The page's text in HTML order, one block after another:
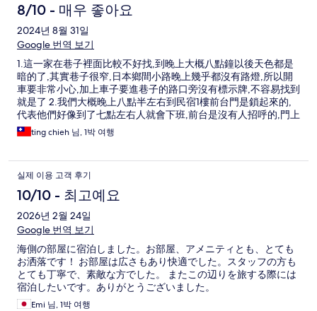
8/10 - 매우 좋아요
2024년 8월 31일
Google 번역 보기
1.這一家在巷子裡面比較不好找,到晚上大概八點鐘以後天色都是
暗的了,其實巷子很窄,日本鄉間小路晚上幾乎都沒有路燈,所以開
車要非常小心,加上車子要進巷子的路口旁沒有標示牌,不容易找到
就是了 2.我們大概晚上八點半左右到民宿1樓前台門是鎖起來的,
代表他們好像到了七點左右人就會下班,前台是沒有人招呼的,門上
面貼一張英文指示牌叫我們直接上2樓,房間的門沒有鎖,可以直接
入住,房間的浴室跟廁所都非常乾淨,cp值非常高,夜晚非常安靜很
非常值得。 3.但是唯一的缺點就是第二天早上起床1樓吧台還是大
門深鎖,我們一家人含爸爸媽媽想說不是有訂早餐嗎?怎麼吧台大
門裡面都沒有人員我們一直等到8:50(日本時間)連櫃檯留的電話
都聯絡不上,也沒人接電話,請Tip客服平台幫忙也是一樣,這是唯一
的讓我們等很久就找不到能夠處理的方法,而且附近也沒有地方可
以吃早餐,這點讓我非常失望,因為如果早餐是九點開始的話真的就
太餓了,但是這個部分在平台上面並沒有顯示九點才供應早餐,實在
是太晚了,我們從七點聯絡到九點,我們只能用無法聯絡前台的方式
餓肚子離開,我們希望平台能夠給我們一個交代,不應該是這樣的處
理方式,其他的我覺得環境都很好就是早餐為什麼要九點才供應,我
是不了解,九點是台灣時間的八點,大家都餓死了
ting chieh 님, 1박 여행
실제 이용 고객 후기
10/10 - 최고예요
2026년 2월 24일
Google 번역 보기
海側の部屋に宿泊しました。お部屋、アメニティとも、とても
お洒落です！ お部屋は広さもあり快適でした。スタッフの方も
とても丁寧で、素敵な方でした。 またこの辺りを旅する際には
宿泊したいです。ありがとうございました。
Emi 님, 1박 여행